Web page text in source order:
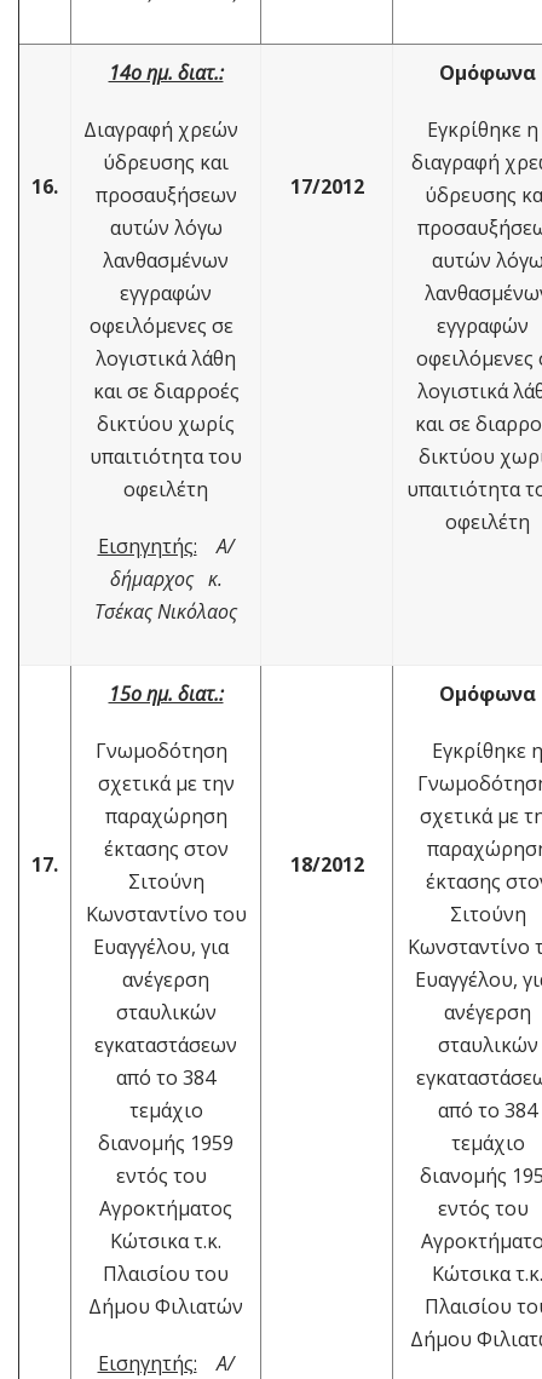
16.
14ο ημ. διατ.:
Διαγραφή χρεών
ύδρευσης και
προσαυξήσεων
αυτών λόγω
λανθασμένων
εγγραφών
οφειλόμενες σε
λογιστικά λάθη
και σε διαρροές
δικτύου χωρίς
υπαιτιότητα του
οφειλέτη
Εισηγητής:
Α/
δήμαρχος κ.
Τσέκας Νικόλαος
17/2012
Ομόφωνα
Εγκρίθηκε
διαγραφή
ύδρευσης
αυτών
εγγραφών
οφειλόμενες
λογιστικά
και σε
δικτύου
υπαιτιότητα
οφειλέτη
17.
15ο ημ. διατ.:
Γνωμοδότηση
σχετικά με την
παραχώρηση
έκτασης στον
Σιτούνη
Κωνσταντίνο του
Ευαγγέλου, για
ανέγερση
σταυλικών
εγκαταστάσεων
από το 384
τεμάχιο
διανομής 1959
εντός του
Αγροκτήματος
Κώτσικα τ.κ.
Πλαισίου του
Δήμου Φιλιατών
Εισηγητής:
Α/
18/2012
Ομόφωνα
Εγκρίθηκε η
σχετικά με
έκτασης
Σιτούνη
Κωνσταντίνο
Ευαγγέλου,
ανέγερση
σταυλικών
από το 384
τεμάχιο
διανομής
εντός του
Κώτσικα τ.κ.
Πλαισίου
Δήμου